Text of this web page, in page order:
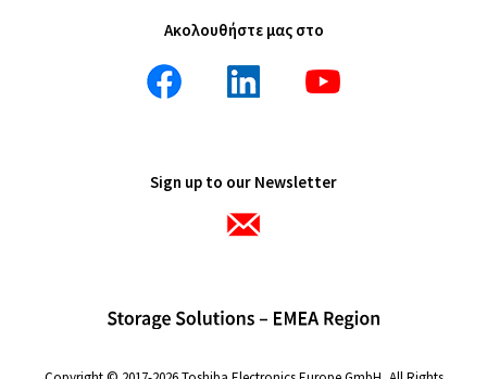
Ακολουθήστε μας στο
Sign up to our Newsletter